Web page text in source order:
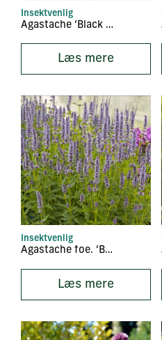
Insektvenlig
Agastache ‘Black Adder’
Læs mere
Insektvenlig
Agastache foe. ‘Blue Fortune’
Læs mere